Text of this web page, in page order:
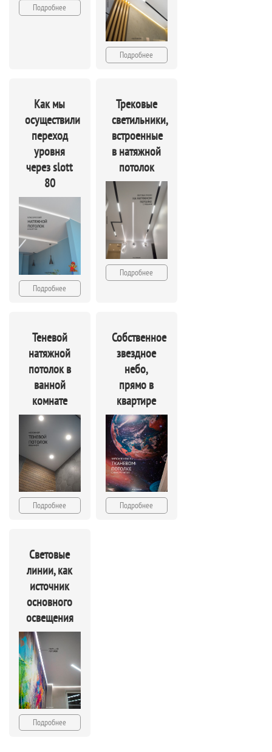
Подробнее
Подробнее
Как мы
осуществили
переход
уровня
через slott
80
Подробнее
Трековые
светильники,
встроенные
в натяжной
потолок
Подробнее
Теневой
натяжной
потолок в
ванной
комнате
Подробнее
Собственное
звездное
небо,
прямо в
квартире
Подробнее
Световые
линии, как
источник
основного
освещения
Подробнее